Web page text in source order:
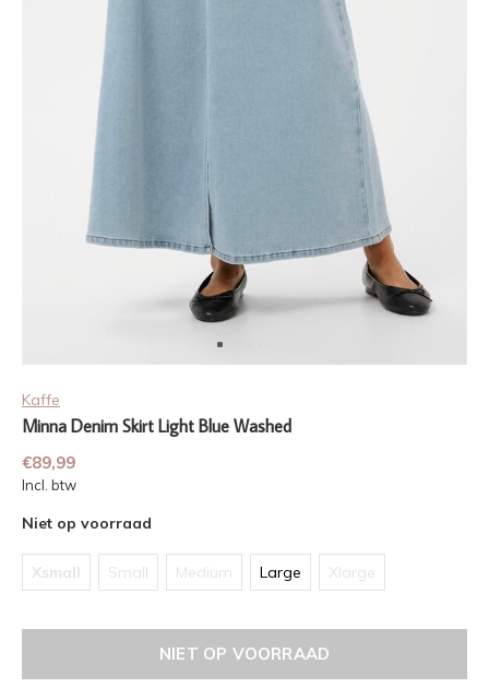
Kaffe
Minna Denim Skirt Light Blue Washed
€89,99
Incl. btw
Niet op voorraad
Xsmall Small Medium Large Xlarge
NIET OP VOORRAAD